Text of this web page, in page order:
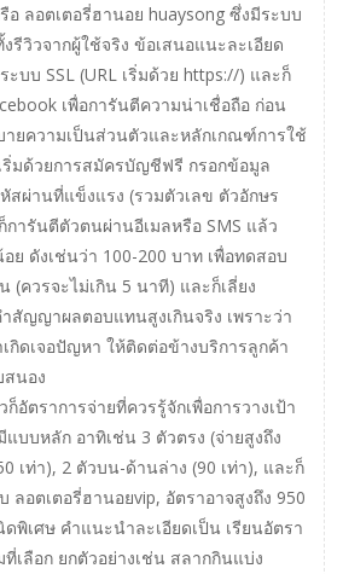
ลอตเตอรี่ฮานอย huaysong ซึ่งมีระบบ
รีวิวจากผู้ใช้จริง ข้อเสนอแนะละเอียด
บบ SSL (URL เริ่มด้วย https://) และก็
เพื่อการันตีความน่าเชื่อถือ ก่อน
ยความเป็นส่วนตัวและหลักเกณฑ์การใช้
ริ่มด้วยการสมัครบัญชีฟรี กรอกข้อมูล
สผ่านที่แข็งแรง (รวมตัวเลข ตัวอักษร
ารันตีตัวตนผ่านอีเมลหรือ SMS แล้ว
ย ดังเช่นว่า 100-200 บาท เพื่อทดสอบ
(ควรจะไม่เกิน 5 นาที) และก็เลี่ยง
สัญญาผลตอบแทนสูงเกินจริง เพราะว่า
กิดเจอปัญหา ให้ติดต่อข้างบริการลูกค้า
สนอง
อัตราการจ่ายที่ควรรู้จักเพื่อการวางเป้า
บบหลัก อาทิเช่น 3 ตัวตรง (จ่ายสูงถึง
เท่า), 2 ตัวบน-ด้านล่าง (90 เท่า), และก็
ลอตเตอรี่ฮานอยvip, อัตราอาจสูงถึง 950
ดพิเศษ คำแนะนำละเอียดเป็น เรียนอัตรา
เลือก ยกตัวอย่างเช่น สลากกินแบ่ง